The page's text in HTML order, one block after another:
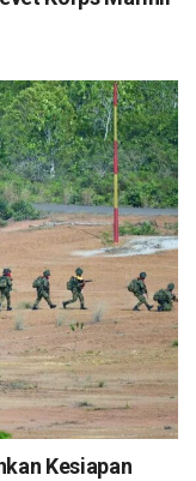
Kesiapan